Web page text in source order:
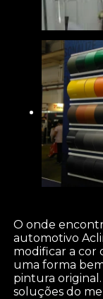
O onde
automotivo
modificar a cor
uma forma
pintura
soluções do